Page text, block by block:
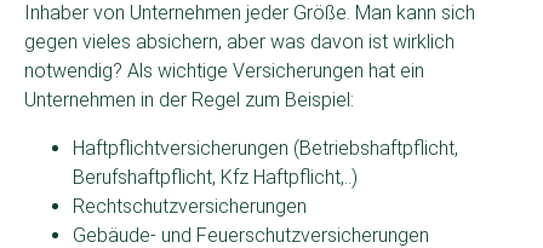
Inhaber von Unternehmen jeder Größe. Man kann sich
gegen vieles absichern, aber was davon ist wirklich
notwendig? Als wichtige Versicherungen hat ein
Unternehmen in der Regel zum Beispiel:
Haftpflichtversicherungen (Betriebshaftpflicht,
Berufshaftpflicht, Kfz Haftpflicht,..)
Rechtschutzversicherungen
Gebäude- und Feuerschutzversicherungen